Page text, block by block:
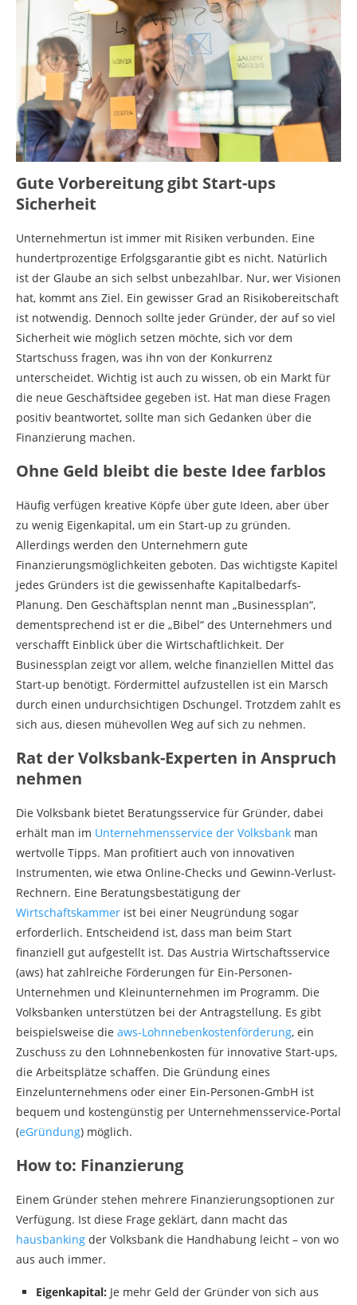
Gute Vorbereitung gibt Start-ups
Sicherheit
Unternehmertun ist immer mit Risiken verbunden. Eine
hundertprozentige Erfolgsgarantie gibt es nicht. Natürlich
ist der Glaube an sich selbst unbezahlbar. Nur, wer Visionen
hat, kommt ans Ziel. Ein gewisser Grad an Risikobereitschaft
ist notwendig. Dennoch sollte jeder Gründer, der auf so viel
Sicherheit wie möglich setzen möchte, sich vor dem
Startschuss fragen, was ihn von der Konkurrenz
unterscheidet. Wichtig ist auch zu wissen, ob ein Markt für
die neue Geschäftsidee gegeben ist. Hat man diese Fragen
positiv beantwortet, sollte man sich Gedanken über die
Finanzierung machen.
Ohne Geld bleibt die beste Idee farblos
Häufig verfügen kreative Köpfe über gute Ideen, aber über
zu wenig Eigenkapital, um ein Start-up zu gründen.
Allerdings werden den Unternehmern gute
Finanzierungsmöglichkeiten geboten. Das wichtigste Kapitel
jedes Gründers ist die gewissenhafte Kapitalbedarfs-
Planung. Den Geschäftsplan nennt man „Businessplan“,
dementsprechend ist er die „Bibel“ des Unternehmers und
verschafft Einblick über die Wirtschaftlichkeit. Der
Businessplan zeigt vor allem, welche finanziellen Mittel das
Start-up benötigt. Fördermittel aufzustellen ist ein Marsch
durch einen undurchsichtigen Dschungel. Trotzdem zahlt es
sich aus, diesen mühevollen Weg auf sich zu nehmen.
Rat der Volksbank-Experten in Anspruch
nehmen
Die Volksbank bietet Beratungsservice für Gründer, dabei
erhält man im Unternehmensservice der Volksbank man
wertvolle Tipps. Man profitiert auch von innovativen
Instrumenten, wie etwa Online-Checks und Gewinn-Verlust-
Rechnern. Eine Beratungsbestätigung der
Wirtschaftskammer ist bei einer Neugründung sogar
erforderlich. Entscheidend ist, dass man beim Start
finanziell gut aufgestellt ist. Das Austria Wirtschaftsservice
(aws) hat zahlreiche Förderungen für Ein-Personen-
Unternehmen und Kleinunternehmen im Programm. Die
Volksbanken unterstützen bei der Antragstellung. Es gibt
beispielsweise die aws-Lohnnebenkostenförderung, ein
Zuschuss zu den Lohnnebenkosten für innovative Start-ups,
die Arbeitsplätze schaffen. Die Gründung eines
Einzelunternehmens oder einer Ein-Personen-GmbH ist
bequem und kostengünstig per Unternehmensservice-Portal
(eGründung) möglich.
How to: Finanzierung
Einem Gründer stehen mehrere Finanzierungsoptionen zur
Verfügung. Ist diese Frage geklärt, dann macht das
hausbanking der Volksbank die Handhabung leicht – von wo
aus auch immer.
Eigenkapital: Je mehr Geld der Gründer von sich aus